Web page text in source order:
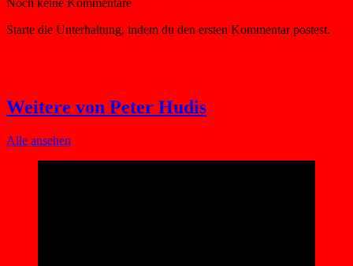
Weitere von Peter Hudis
Alle ansehen